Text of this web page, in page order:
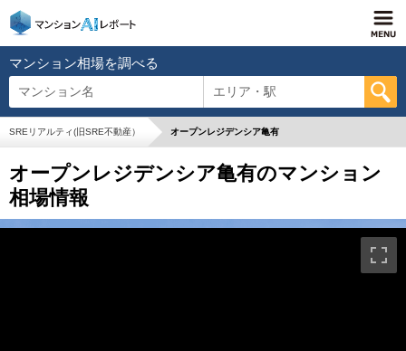
マンション相場を調べる
マンション名 エリア・駅
SREリアルティ(旧SRE不動産） オープンレジデンシア亀有
オープンレジデンシア亀有のマンション
相場情報